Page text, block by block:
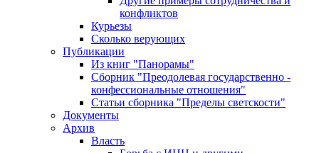
конфликтов
Курьезы
Сколько верующих
Публикации
Из книг "Панорамы"
Сборник "Преодолевая государственно -
конфессиональные отношения"
Статьи сборника "Пределы светскости"
Документы
Архив
Власть